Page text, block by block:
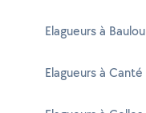
Elagueurs à Baulou
Elagueurs à Canté